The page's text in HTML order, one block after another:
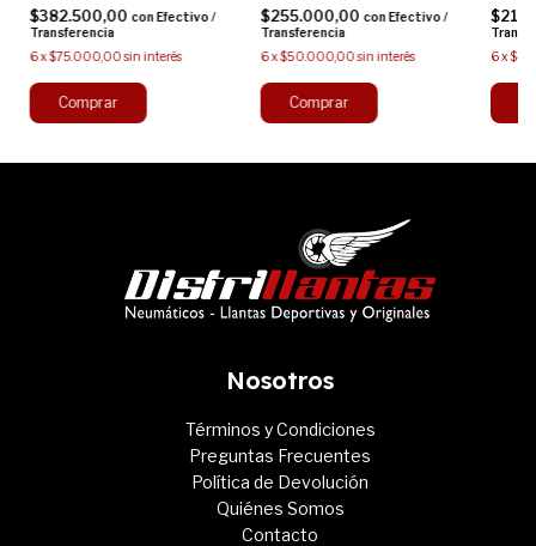
$382.500,00 con Efectivo /
Transferencia
6x$75.000,00 sin interés
$255.000,00 con Efectivo /
Transferencia
6x$50.000,00 sin interés
6x
Nosotros
Términos y Condiciones
Preguntas Frecuentes
Política de Devolución
Quiénes Somos
Contacto